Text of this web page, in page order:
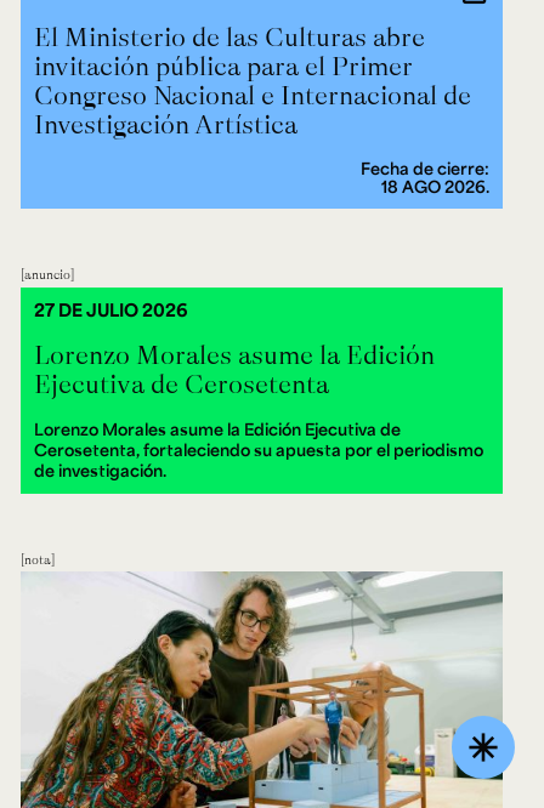
El Ministerio de las Culturas abre
invitación pública para el Primer
Congreso Nacional e Internacional de
Investigación Artística
Fecha de cierre:
18 AGO 2026.
anuncio
Lorenzo Morales asume la Edición
Ejecutiva de Cerosetenta
Lorenzo Morales asume la Edición Ejecutiva de
Cerosetenta, fortaleciendo su apuesta por el periodismo
de investigación.
27 DE JULIO 2026
nota
asterisk